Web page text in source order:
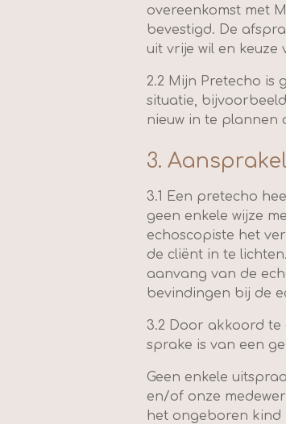
overeenkomst met
bevestigd. De
uit vrije wil en keuze
2.2 Mijn Pretecho
situatie,
nieuw in te plannen
3.
3.1 Een pretecho
geen enkele wijze
echoscopiste het
de cliënt in te
aanvang van de
bevindingen bij de
3.2 Door akkoord
sprake is van een
Geen enkele
en/of onze
het ongeboren kind